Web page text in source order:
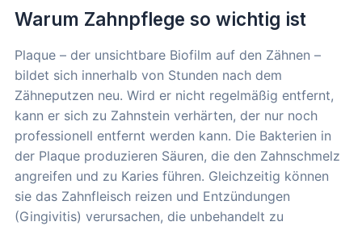
Warum Zahnpflege so wichtig ist
Plaque – der unsichtbare Biofilm auf den Zähnen –
bildet sich innerhalb von Stunden nach dem
Zähneputzen neu. Wird er nicht regelmäßig entfernt,
kann er sich zu Zahnstein verhärten, der nur noch
professionell entfernt werden kann. Die Bakterien in
der Plaque produzieren Säuren, die den Zahnschmelz
angreifen und zu Karies führen. Gleichzeitig können
sie das Zahnfleisch reizen und Entzündungen
(Gingivitis) verursachen, die unbehandelt zu